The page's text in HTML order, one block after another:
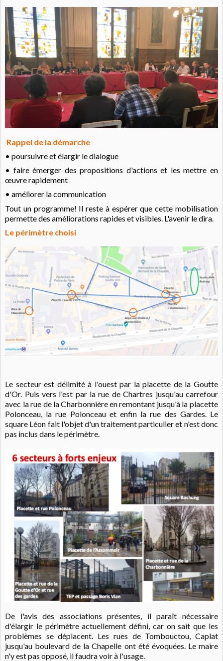
Rappel de la démarche
• poursuivre et élargir le dialogue
• faire émerger des propositions d'actions et les mettre en
œuvre rapidement
• améliorer la communication
Tout un programme! Il reste à espérer que cette mobilisation
permette des améliorations rapides et visibles. L'avenir le dira.
Le périmètre choisi
Le secteur est délimité à l'ouest par la placette de la Goutte
d'Or. Puis vers l'est par la rue de Chartres jusqu'au carrefour
avec la rue de la Charbonnière en remontant jusqu'à la placette
Polonceau, la rue Polonceau et enfin la rue des Gardes. Le
square Léon fait l'objet d'un traitement particulier et n'est donc
pas inclus dans le périmètre.
De l'avis des associations présentes, il paraît nécessaire
d'élargir le périmètre actuellement défini, car on sait que les
problèmes se déplacent. Les rues de Tombouctou, Caplat
jusqu'au boulevard de la Chapelle ont été évoquées. Le maire
n'y est pas opposé, il faudra voir à l'usage.